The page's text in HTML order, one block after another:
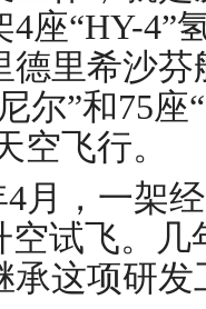
4座“HY-4”
德里希沙
尔”和75座
空飞行。
4月，一架
空试飞。
承这项研发